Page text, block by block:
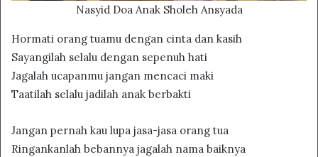
Nasyid Doa Anak Sholeh Ansyada
Hormati orang tuamu dengan cinta dan kasih
Sayangilah selalu dengan sepenuh hati
Jagalah ucapanmu jangan mencaci maki
Taatilah selalu jadilah anak berbakti
Jangan pernah kau lupa jasa-jasa orang tua
Ringankanlah bebannya jagalah nama baiknya